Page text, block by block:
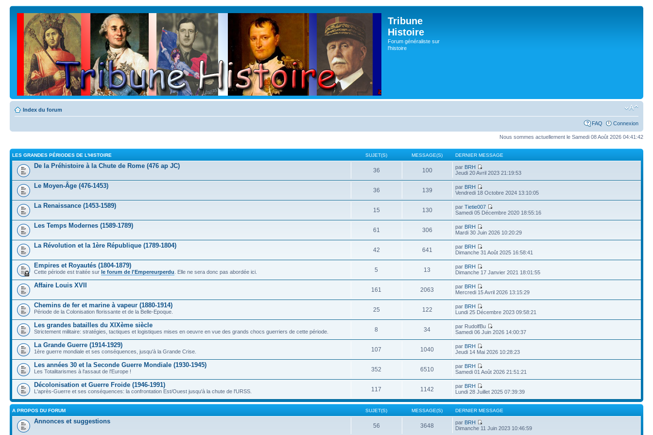
Tribune
Histoire
Forum généraliste sur
l'histoire
Index du forum
FAQ Connexion
Nous sommes actuellement le Samedi 08 Août 2026 04:41:42
LES GRANDES PÉRIODES DE L'HISTOIRE SUJET(S) MESSAGE(S) DERNIER MESSAGE
De la Préhistoire à la Chute de Rome (476 ap JC)
36 100 par BRH
Jeudi 20 Avril 2023 21:19:53
Le Moyen-Âge (476-1453)
36 139 par BRH
Vendredi 18 Octobre 2024 13:10:05
La Renaissance (1453-1589)
15 130 parTietie007
Samedi 05 Décembre 2020 18:55:16
Les Temps Modernes (1589-1789)
61 306 par BRH
Mardi 30 Juin 2026 10:20:29
La Révolution et la 1ère République (1789-1804)
42 641 par BRH
Dimanche 31 Août 2025 16:58:41
Empires et Royautés (1804-1879)
Cette période est traitée sur le forum de l'Empereurperdu . Elle ne sera donc pas abordée ici. 5 13 par BRH
Dimanche 17 Janvier 2021 18:01:55
Affaire Louis XVII
161 2063 par BRH
Mercredi 15 Avril 2026 13:15:29
Chemins de fer et marine à vapeur (1880-1914)
Période de la Colonisation florissante et de la Belle-Epoque. 25 122 par BRH
Lundi 25 Décembre 2023 09:58:21
Les grandes batailles du XIXème siècle
Strictement militaire: stratégies, tactiques et logistiques mises en oeuvre en vue des grands chocs guerriers de cette période. 8 34
par RudolfBu
Samedi 06 Juin 2026 14:00:37
La Grande Guerre (1914-1929)
1ère guerre mondiale et ses conséquences, jusqu'à la Grande Crise. 107 1040 par BRH
Jeudi 14 Mai 2026 10:28:23
Les années 30 et la Seconde Guerre Mondiale (1930-1945)
Les Totalitarismes à l'assaut de l'Europe ! 352 6510 par BRH
Samedi 01 Août 2026 21:51:21
Décolonisation et Guerre Froide (1946-1991)
L'après-Guerre et ses conséquences: la confrontation Est/Ouest jusqu'à la chute de l'URSS. 117 1142 par BRH
Lundi 28 Juillet 2025 07:39:39
A PROPOS DU FORUM SUJET(S) MESSAGE(S) DERNIER MESSAGE
Annonces et suggestions
56 3648 par BRH
Dimanche 11 Juin 2023 10:46:59